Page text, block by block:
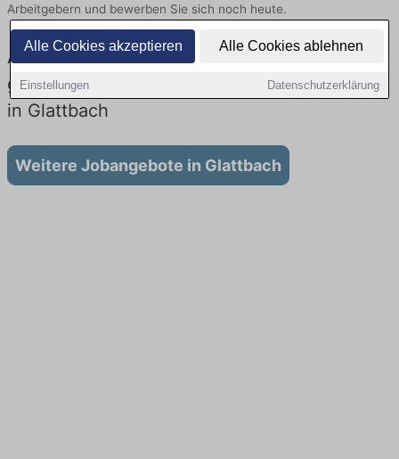
Alle Cookies akzeptieren Alle Cookies ablehnen
Einstellungen Datenschutzerklärung
Arbeitgebern und bewerben Sie sich noch heute.
Ausbildung in Glattbach bei der Bahn: Aktuell
gibt es keine Stellenangebote für Ausbildung
in Glattbach
Weitere Jobangebote in Glattbach